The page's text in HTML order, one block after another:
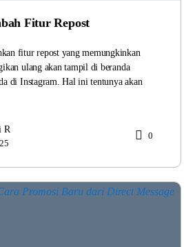
Fitur Repost
fitur repost yang memungkinkan
ulang akan tampil di beranda
di Instagram. Hal ini tentunya akan
R
0